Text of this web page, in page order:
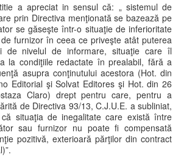
a apreciat in sensul că: „ sistemul de
prin Directiva menţionată se bazează pe
se găseşte într-o situaţie de inferioritate
furnizor în ceea ce priveşte atât puterea
de nivelul de informare, situaţie care îl
la condiţiile redactate în prealabil, fără a
asupra conţinutului acestora (Hot. din
Editorial şi Solvat Editores şi Hot. din 26
Claro) drept pentru care, pentru a
de Directiva 93/13, C.J.U.E. a subliniat,
situaţia de inegalitate care există între
sau furnizor nu poate fi compensată
pozitivă, exterioară părţilor din contract